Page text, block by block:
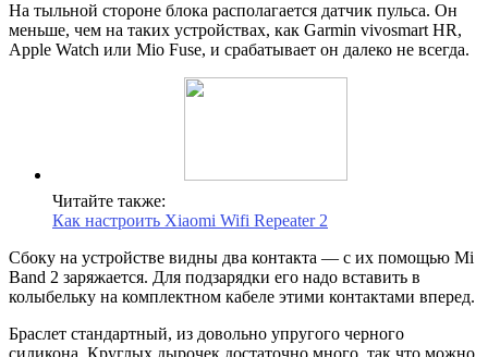
На тыльной стороне блока располагается датчик пульса. Он
меньше, чем на таких устройствах, как Garmin vivosmart HR,
Apple Watch или Mio Fuse, и срабатывает он далеко не всегда.
Читайте также:
Как настроить Xiaomi Wifi Repeater 2
Сбоку на устройстве видны два контакта — с их помощью Mi
Band 2 заряжается. Для подзарядки его надо вставить в
колыбельку на комплектном кабеле этими контактами вперед.
Браслет стандартный, из довольно упругого черного